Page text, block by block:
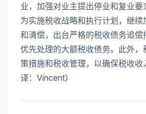
业，加强对业主提出停业和复业要
为实施税收战略和执行计划，继续
和清偿，出台严格的税收债务追
优先处理的大额税收债务。此外
策措施和税收管理，以确保税收收
译：Vincent）